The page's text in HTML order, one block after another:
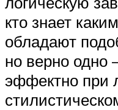
кто знает
обладают
но верно одно
эффектно при